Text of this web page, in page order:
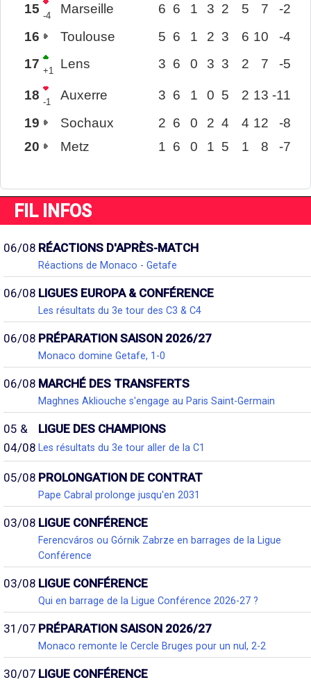
15 -4 Marseille 6 6 1 3 2 5 7
-2
16
Toulouse 5 6 1 2 3 6 10
-4
17 +1 Lens 3 6 0 3 3 2 7 -5
18 -1 Auxerre 3 6 1 0 5 2 13 -11
19
Sochaux 2 6 0 2 4 4 12
-8
20
Metz 1 6 0 1 5 1 8 -7
FIL INFOS
06/08 RÉACTIONS D'APRÈS-MATCH
Réactions de Monaco - Getafe
06/08 LIGUES EUROPA & CONFÉRENCE
Les résultats du 3e tour des C3 & C4
06/08 PRÉPARATION SAISON 2026/27
Monaco domine Getafe, 1-0
06/08 MARCHÉ DES TRANSFERTS
Maghnes Akliouche s'engage au Paris Saint-Germain
05 &
04/08
LIGUE DES CHAMPIONS
Les résultats du 3e tour aller de la C1
05/08 PROLONGATION DE CONTRAT
Pape Cabral prolonge jusqu'en 2031
03/08 LIGUE CONFÉRENCE
Ferencváros ou Górnik Zabrze en barrages de la Ligue
Conférence
03/08 LIGUE CONFÉRENCE
Qui en barrage de la Ligue Conférence 2026-27 ?
31/07 PRÉPARATION SAISON 2026/27
Monaco remonte le Cercle Bruges pour un nul, 2-2
30/07 LIGUE CONFÉRENCE